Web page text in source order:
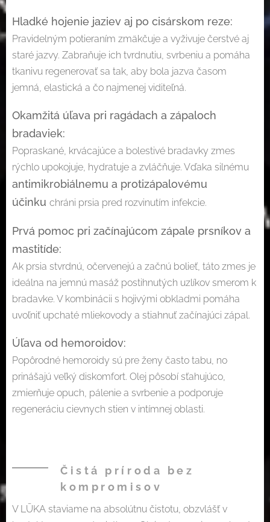
Hladké hojenie jaziev aj po cisárskom reze:
Pravidelným potieraním zmäkčuje a vyživuje čerstvé aj
staré jazvy. Zabraňuje ich tvrdnutiu, svrbeniu a pomáha
tkanivu regenerovať sa tak, aby bola jazva časom
jemná, elastická a čo najmenej viditeľná.
Okamžitá úľava pri ragádach a zápaloch
bradaviek:
Popraskané, krvácajúce a bolestivé bradavky zmes
rýchlo upokojuje, hydratuje a zvláčňuje. Vďaka silnému
antimikrobiálnemu a protizápalovému
účinku chráni prsia pred rozvinutím infekcie.
Prvá pomoc pri začínajúcom zápale prsníkov a
mastitíde:
Ak prsia stvrdnú, očervenejú a začnú bolieť, táto zmes je
ideálna na jemnú masáž postihnutých uzlíkov smerom k
bradavke. V kombinácii s hojivými obkladmi pomáha
uvoľniť upchaté mliekovody a stiahnuť začínajúci zápal.
Úľava od hemoroidov:
Popôrodné hemoroidy sú pre ženy často tabu, no
prinášajú veľký diskomfort. Olej pôsobí sťahujúco,
zmierňuje opuch, pálenie a svrbenie a podporuje
regeneráciu cievnych stien v intímnej oblasti.
Čistá príroda bez
kompromisov
V LŪKA staviame na absolútnu čistotu, obzvlášť v